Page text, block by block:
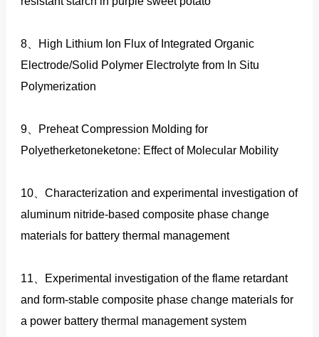
8、High Lithium Ion Flux of Integrated Organic
Electrode/Solid Polymer Electrolyte from In Situ
Polymerization
9、Preheat Compression Molding for
Polyetherketoneketone: Effect of Molecular Mobility
10、Characterization and experimental investigation of
aluminum nitride-based composite phase change
materials for battery thermal management
11、Experimental investigation of the flame retardant
and form-stable composite phase change materials for
a power battery thermal management system